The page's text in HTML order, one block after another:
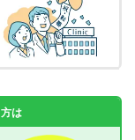
方は